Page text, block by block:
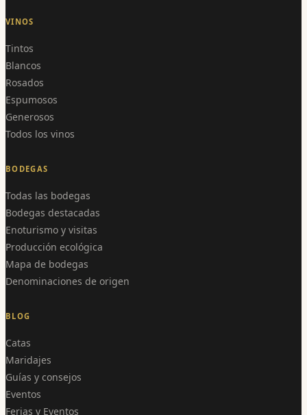
VINOS
Tintos
Blancos
Rosados
Espumosos
Generosos
Todos los vinos
BODEGAS
Todas las bodegas
Bodegas destacadas
Enoturismo y visitas
Producción ecológica
Mapa de bodegas
Denominaciones de origen
BLOG
Catas
Maridajes
Guías y consejos
Eventos
Ferias y Eventos